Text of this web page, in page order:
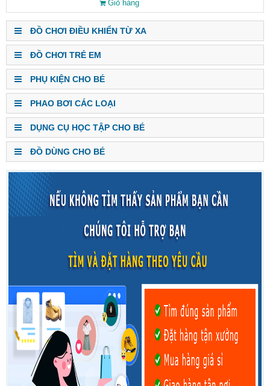
Giỏ hàng
ĐỒ CHƠI ĐIỀU KHIỂN TỪ XA
ĐỒ CHƠI TRẺ EM
PHỤ KIỆN CHO BÉ
PHAO BƠI CÁC LOẠI
DỤNG CỤ HỌC TẬP CHO BÉ
ĐỒ DÙNG CHO BÉ